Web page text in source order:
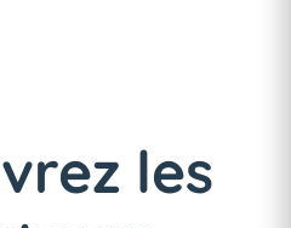
les